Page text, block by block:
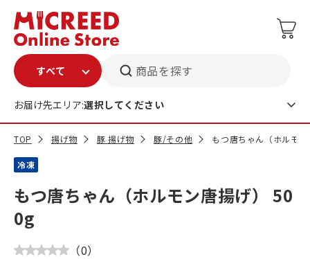
商品を探す
お届け先エリア:選択してください
TOP 揚げ物 豚 揚げ物 豚/その他 もつ唐ちゃん（ホルモ
冷凍
もつ唐ちゃん（ホルモン唐揚げ） 50
0g
（0）